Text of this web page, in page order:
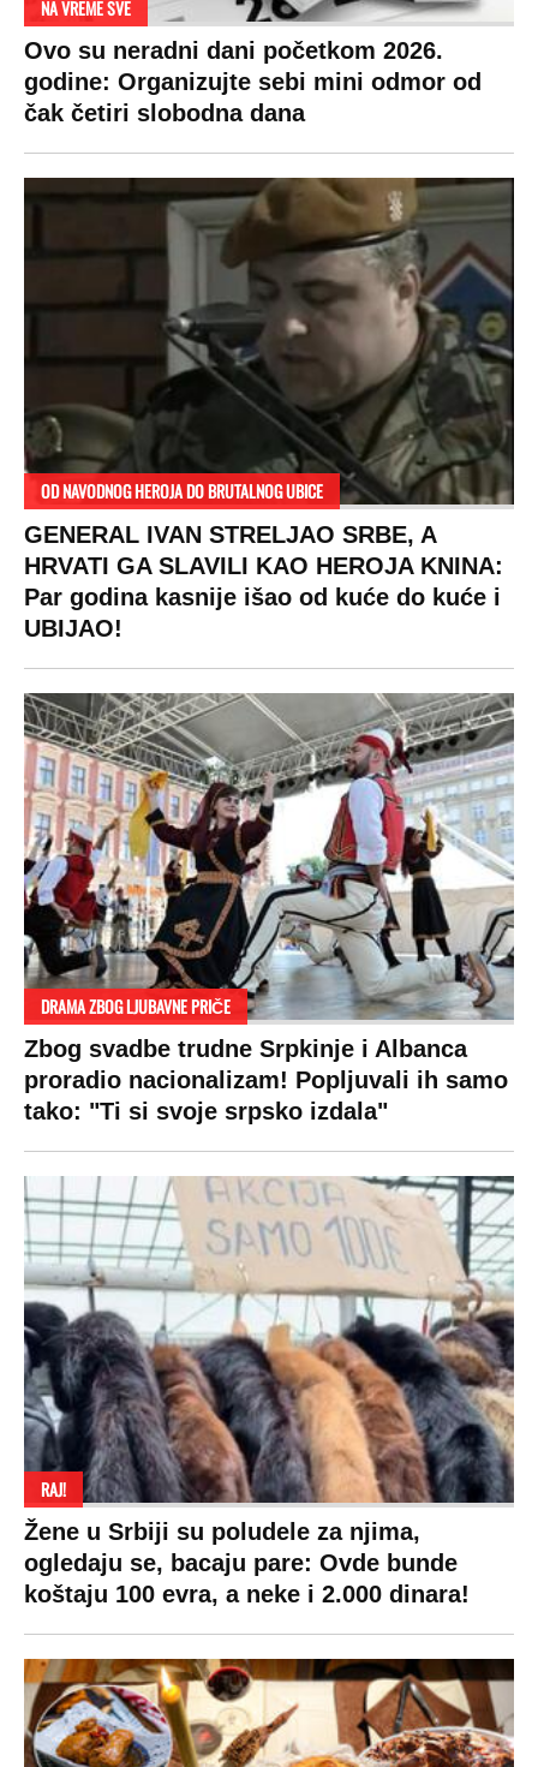
SPREMITE SE
Za posnu slavsku trpezu ove godine treba
izdvojiti ozbiljnu sumu novca: Nečija cela
plata ode na svega 20 gostiju
VESTI
Politika
Ekonomija
Beograd
Zasadi drvo
Kosovo
Sudbine
SHOWBIZ
Kviz
SPORT
Ostali sportovi
Navijači
Showtime
VIRALNO
LIFESTYLE
Život
Ljubav
Zdravlje
Hi-Tech
Kultura
SVET
Planeta
Globalno zagrevanje
Hrvatska
BiH
Crna Gora
Makedonija
MONDO INC.
Impressum
Kontakt
Marketing
Politika o kolačićima
Uslovi korišćenja
Politika privatnosti
Terms of service
Prijatelji sajta
Pratite nas na:
Copyright © Espreso.co.rs 2026. Sva prava zadržana. Mondo inc.